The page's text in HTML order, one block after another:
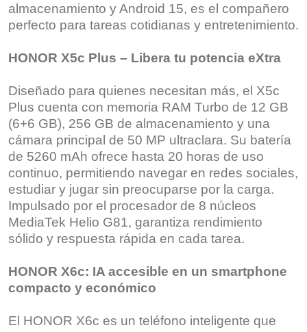
almacenamiento y Android 15, es el compañero
perfecto para tareas cotidianas y entretenimiento.
HONOR X5c Plus – Libera tu potencia eXtra
Diseñado para quienes necesitan más, el X5c
Plus cuenta con memoria RAM Turbo de 12 GB
(6+6 GB), 256 GB de almacenamiento y una
cámara principal de 50 MP ultraclara. Su batería
de 5260 mAh ofrece hasta 20 horas de uso
continuo, permitiendo navegar en redes sociales,
estudiar y jugar sin preocuparse por la carga.
Impulsado por el procesador de 8 núcleos
MediaTek Helio G81, garantiza rendimiento
sólido y respuesta rápida en cada tarea.
HONOR X6c: IA accesible en un smartphone
compacto y económico
El HONOR X6c es un teléfono inteligente que